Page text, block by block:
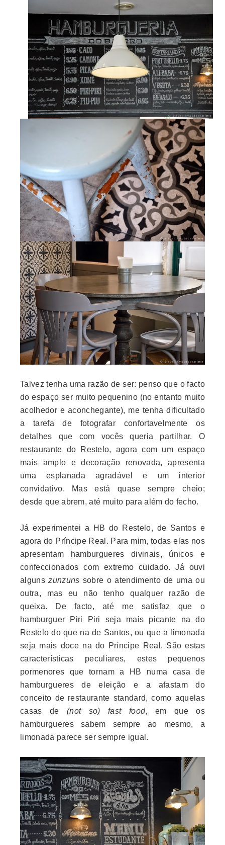
Talvez tenha uma razão de ser: penso que o facto
do espaço ser muito pequenino (no entanto muito
acolhedor e aconchegante), me tenha dificultado
a tarefa de fotografar confortavelmente os
detalhes que com vocês queria partilhar. O
restaurante do Restelo, agora com um espaço
mais amplo e decoração renovada, apresenta
uma esplanada agradável e um interior
convidativo. Mas está quase sempre cheio;
desde que abrem, até muito para além do fecho.
Já experimentei a HB do Restelo, de Santos e
agora do Príncipe Real. Para mim, todas elas nos
apresentam hamburgueres divinais, únicos e
confeccionados com extremo cuidado. Já ouvi
algunszunzuns sobre o atendimento de uma ou
outra, mas eu não tenho qualquer razão de
queixa. De facto, até me satisfaz que o
hamburguer Piri Piri seja mais picante na do
Restelo do que na de Santos, ou que a limonada
seja mais doce na do Príncipe Real. São estas
características peculiares, estes pequenos
pormenores que tornam a HB numa casa de
hamburgueres de eleição e a afastam do
conceito de restaurante standard, como aquelas
casas de(not so) fast food, em que os
hamburgueres sabem sempre ao mesmo, a
limonada parece ser sempre igual.